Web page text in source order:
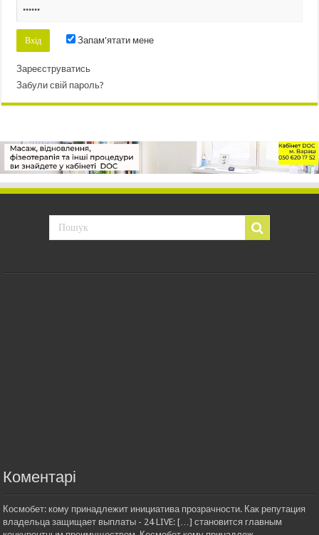
Запам'ятати мене
Зареєструватись
Забули свій пароль?
Коментарі
Космобет: кому принадлежит инициатива прозрачности. Как репутация
владельца защищает выплаты - 24 LIVE: […] становится главным